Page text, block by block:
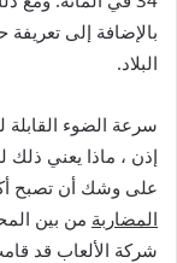
البلاد.
سرعة الضوء القابلة
إذن ، ماذا يعني ذلك
على وشك أن تصبح
المضاربة